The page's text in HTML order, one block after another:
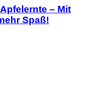
– Mit
Spaß!